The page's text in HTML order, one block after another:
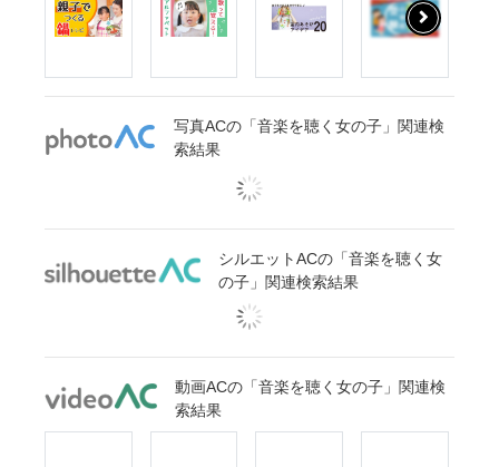
写真ACの「音楽を聴く女の子」関連検
索結果
シルエットACの「音楽を聴く女
の子」関連検索結果
動画ACの「音楽を聴く女の子」関連検
索結果